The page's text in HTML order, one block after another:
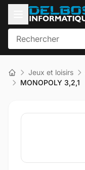
Jeux et loisirs
MONOPOLY 3,2,1